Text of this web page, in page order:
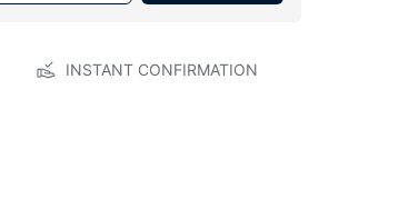
INSTANT CONFIRMATION